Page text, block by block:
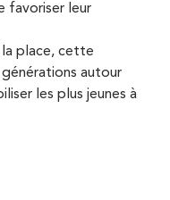
favoriser leur
la place, cette
autour
les plus jeunes à